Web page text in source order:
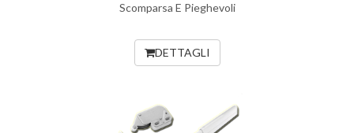
Scomparsa E Pieghevoli
DETTAGLI